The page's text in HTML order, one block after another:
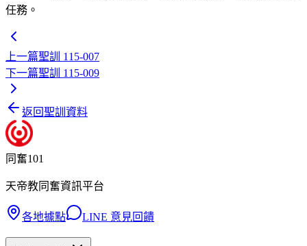
任務。
上一篇聖訓 115-007
下一篇聖訓 115-009
返回聖訓資料
同奮101
天帝教同奮資訊平台
各地據點 LINE 意見回饋